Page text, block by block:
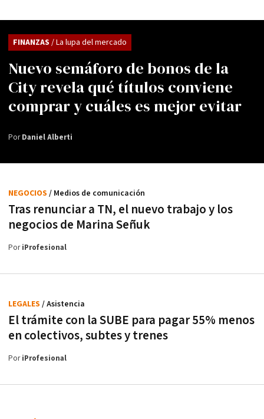
Nuevo semáforo de bonos de la
City revela qué títulos conviene
comprar y cuáles es mejor evitar
FINANZAS / La lupa del mercado
PorDaniel Alberti
Tras renunciar a TN, el nuevo trabajo y los
negocios de Marina Señuk
NEGOCIOS / Medios de comunicación
PoriProfesional
El trámite con la SUBE para pagar 55% menos
en colectivos, subtes y trenes
LEGALES / Asistencia
PoriProfesional